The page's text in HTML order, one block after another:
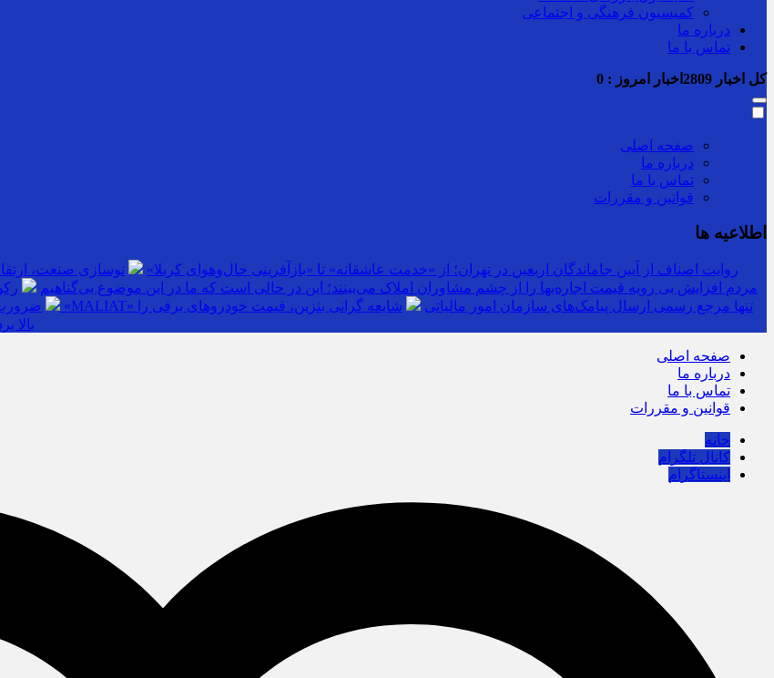
کمیسیون فرهنگی و اجتماعی
درباره ما
تماس با ما
کل اخبار اخبار امروز : 0
صفحه اصلی
درباره ما
تماس با ما
قوانین و مقررات
اطلاعیه ها
روایت اصناف از آیین جاماندگان اربعین در تهران؛ از «خدمت عاشقانه» تا «بازآفرینی حال‌وهوای کربلا»
نوسازی صنعت،
مردم افزایش بی رویه قیمت اجاره‌بها را از چشم مشاوران املاک می‌بینند؛ این در حالی است که ما در این موضوع بی‌گناهیم
ضرورت
سرشماره «MALIAT» تنها مرجع رسمی ارسال پیامک‌های سازمان امور مالیاتی
شایعه گرانی بنزین، قیمت خودروهای برقی را
بالا
صفحه اصلی
درباره ما
تماس با ما
قوانین و مقررات
خانه
کانال تلگرام
اینستاگرام